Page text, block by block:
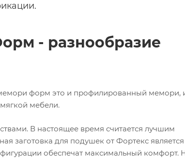
- разнообразие
форм это и профилированный мемори,
мебели.
В настоящее время считается лучшим
заготовка для подушек от Фортекс является
обеспечат максимальный комфорт.